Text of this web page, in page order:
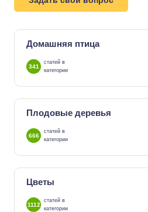
Домашняя птица
341
статей в
категории
Плодовые деревья
666
статей в
категории
Цветы
1112
статей в
категории